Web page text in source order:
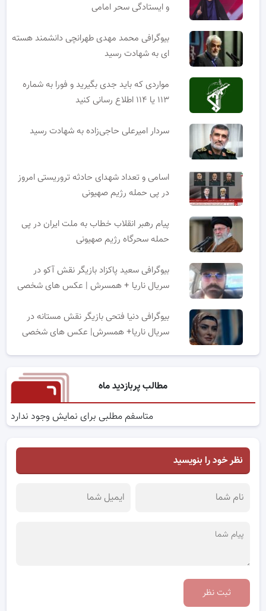
و ایستادگی سحر امامی
بیوگرافی محمد مهدی طهرانچی دانشمند هسته
ای به شهادت رسید
مواردی که باید جدی بگیرید و فورا به شماره
۱۱۳ یا ۱۱۴ اطلاع رسانی کنید
سردار امیرعلی حاجی‌زاده به شهادت رسید
اسامی و تعداد شهدای حادثه تروریستی امروز
در پی حمله رژیم صهیونی
پیام رهبر انقلاب خطاب به ملت ایران در پی
حمله سحرگاه رژیم صهیونی
بیوگرافی سعید پاکزاد بازیگر نقش آکو در
سریال ناریا + همسرش | عکس های شخصی
بیوگرافی دنیا فتحی بازیگر نقش مستانه در
سریال ناریا+ همسرش| عکس های شخصی
مطالب پربازدید ماه
متاسفم مطلبی برای نمایش وجود ندارد
نظر خود را بنویسید
ثبت نظر